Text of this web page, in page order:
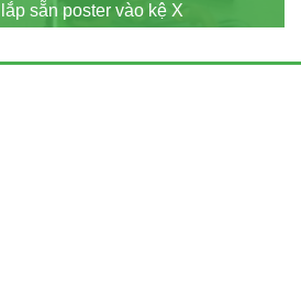
sẵn poster vào kệ X